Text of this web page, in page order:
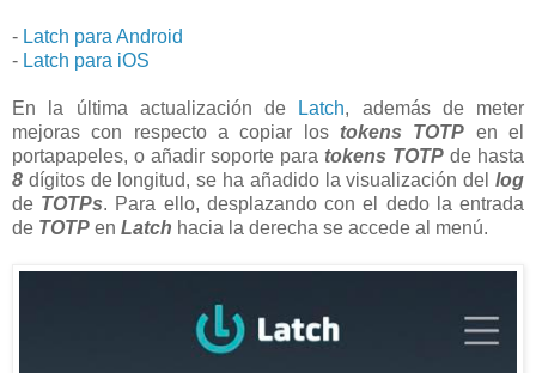
- Latch para Android
- Latch para iOS
En la última actualización de Latch, además de meter
mejoras con respecto a copiar los tokens TOTP en el
portapapeles, o añadir soporte para tokens TOTP de hasta
8 dígitos de longitud, se ha añadido la visualización del log
de TOTPs. Para ello, desplazando con el dedo la entrada
de TOTP en Latch hacia la derecha se accede al menú.